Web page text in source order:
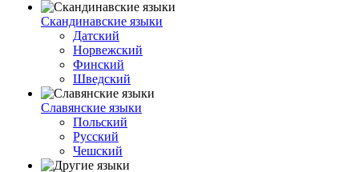
Скандинавские языки
Датский
Норвежский
Финский
Шведский
Славянские языки
Польский
Русский
Чешский